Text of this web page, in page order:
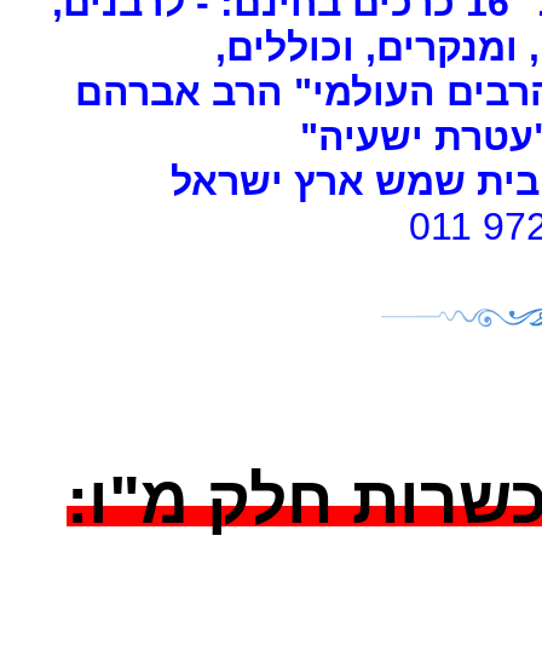
ומנקרים, וכוללים,
העולמי" הרב אברהם
ישעיה"
שמש ארץ ישראל
011
כשרות חלק מ"ו: